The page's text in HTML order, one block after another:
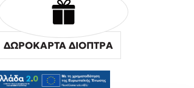
ΔΩΡΟΚΑΡΤΑ ΔΙΟΠΤΡΑ